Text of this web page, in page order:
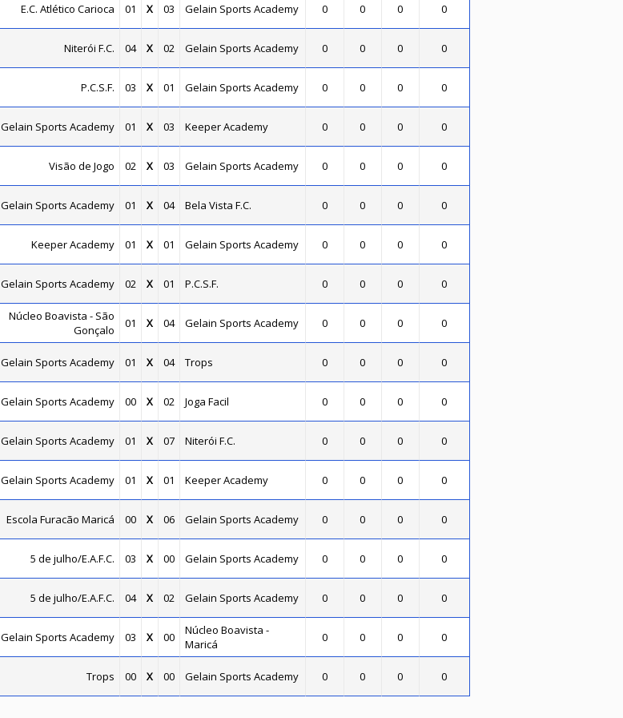
E.C. Atlético Carioca 01 X 03 Gelain Sports Academy 0 0 0 0
Niterói F.C. 04 X 02 Gelain Sports Academy 0 0 0 0
P.C.S.F. 03 X 01 Gelain Sports Academy 0 0 0 0
Gelain Sports Academy 01 X 03 Keeper Academy 0 0 0 0
Visão de Jogo 02 X 03 Gelain Sports Academy 0 0 0 0
Gelain Sports Academy 01 X 04 Bela Vista F.C. 0 0 0 0
Keeper Academy 01 X 01 Gelain Sports Academy 0 0 0 0
Gelain Sports Academy 02 X 01 P.C.S.F. 0 0 0 0
Núcleo Boavista - São
Gonçalo
01 X 04 Gelain Sports Academy 0 0 0 0
Gelain Sports Academy 01 X 04 Trops 0 0 0 0
Gelain Sports Academy 00 X 02 Joga Facil 0 0 0 0
Gelain Sports Academy 01 X 07 Niterói F.C. 0 0 0 0
Gelain Sports Academy 01 X 01 Keeper Academy 0 0 0 0
Escola Furacão Maricá 00 X 06 Gelain Sports Academy 0 0 0 0
5 de julho/E.A.F.C. 03 X 00 Gelain Sports Academy 0 0 0 0
5 de julho/E.A.F.C. 04 X 02 Gelain Sports Academy 0 0 0 0
Gelain Sports Academy 03 X 00
Núcleo Boavista -
Maricá
0 0 0 0
Trops 00 X 00 Gelain Sports Academy 0 0 0 0